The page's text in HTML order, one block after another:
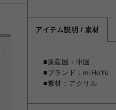
アイテム説明 / 素材
■原産国：中国
■ブランド：miHoYo
■素材：アクリル